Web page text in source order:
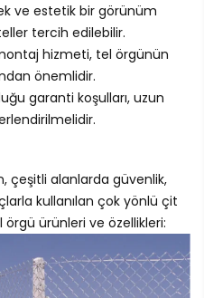
ve estetik bir görünüm
tercih edilebilir.
hizmeti, tel örgünün
önemlidir.
garanti koşulları, uzun
çeşitli alanlarda güvenlik,
kullanılan çok yönlü çit
ürünleri ve özellikleri: